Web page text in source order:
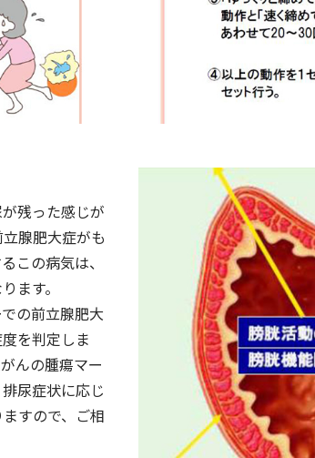
残った感じが
腺肥大症がも
この病気は、
ます。
の前立腺肥大
を判定しま
んの腫瘍マー
尿症状に応じ
すので、ご相